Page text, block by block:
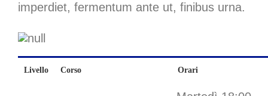
imperdiet, fermentum ante ut, finibus urna.
Livello Corso Orari